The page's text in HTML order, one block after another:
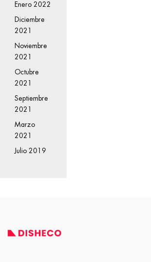
Enero 2022
Diciembre
2021
Noviembre
2021
Octubre
2021
Septiembre
2021
Marzo
2021
Julio 2019